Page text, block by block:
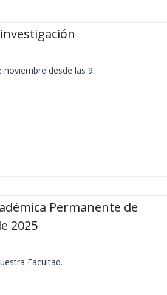
noviembre desde las 9.
Permanente de
2025
Facultad.